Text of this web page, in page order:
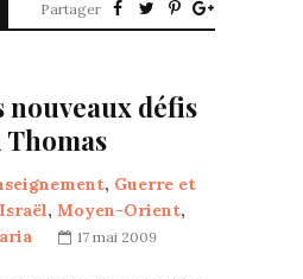
Partager
nouveaux défis
, Guerre et
Israël, Moyen-Orient,
17 mai 2009